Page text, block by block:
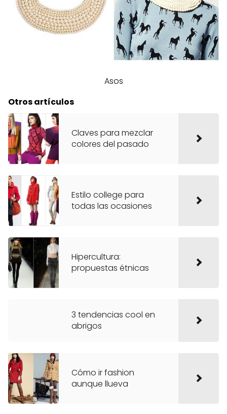
Asos
Otros artículos
Claves para mezclar
colores del pasado
Estilo college para
todas las ocasiones
Hipercultura:
propuestas étnicas
3 tendencias cool en
abrigos
Cómo ir fashion
aunque llueva